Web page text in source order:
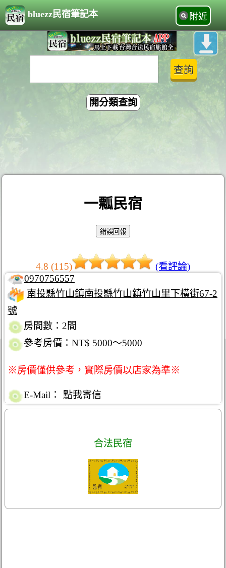
bluezz民宿筆記本 附近
開分類查詢
一瓢民宿
4.8 (115)
(看評論)
0970756557
南投縣竹山鎮南投縣竹山鎮竹山里下橫街67-2
號
房間數：2間
參考房價：NT$ 5000～5000
※房價僅供參考，實際房價以店家為準※
E-Mail： 點我寄信
合法民宿